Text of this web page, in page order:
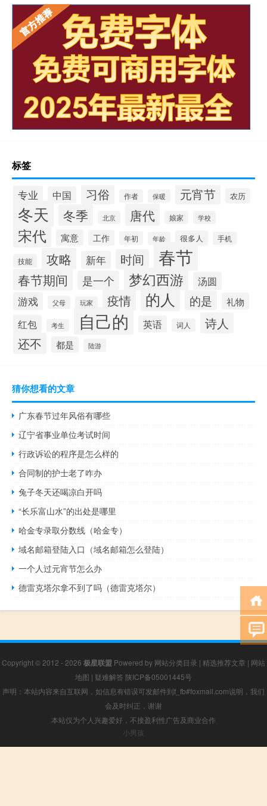
标签
专业 中国 习俗 作者 保暖 元宵节 农历
冬天 冬季 北京 唐代 娘家 学校
宋代 寓意 工作 年初 年龄 很多人 手机
技能 攻略 新年 时间 春节
春节期间 是一个 梦幻西游
汤圆
游戏
父母 玩家 疫情 的人 的是 礼物
红包 考生 自己的 英语 词人
诗人
还不
都是 陆游
猜你想看的文章
广东春节过年风俗有哪些
辽宁省事业单位考试时间
行政诉讼的程序是怎么样的
合同制的护士老了咋办
兔子冬天还喝凉白开吗
“长乐富山水”的出处是哪里
哈金专录取分数线（哈金专）
域名邮箱登陆入口（域名邮箱怎么登陆）
一个人过元宵节怎么办
德雷克塔尔拿不到了吗（德雷克塔尔）
Copyright © 2012 - 2026 极星联盟 Powered by 网站分类目录 | 精选推荐文章 | 网站
地图 | 疑难解答 陕ICP备05001445号
声明：本站内容来自互联网，如信息有错误可发邮件到f_fb#foxmail.com说明，我们
会及时纠正，谢谢
本站仅为个人兴趣爱好，不接盈利性广告及商业合作
小男孩